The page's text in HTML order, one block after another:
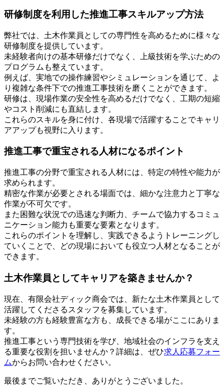
研修制度を利用した推進工事スキルアップ方法
弊社では、土木作業員としての専門性を高めるために様々な
研修制度を提供しています。
未経験者向けの基本研修だけでなく、上級技術を学ぶための
プログラムも整えています。
例えば、実地での操作練習やシミュレーションを通じて、よ
り複雑な条件下での推進工事技術を磨くことができます。
研修は、現場作業の安全性を高めるだけでなく、工期の短縮
やコスト削減にも直結します。
これらのスキルを身に付け、各現場で活躍することでキャリ
アアップも視野に入ります。
推進工事で重宝される人材になるポイント
推進工事の分野で重宝される人材には、特定の特性や能力が
求められます。
精密な作業が必要とされる場面では、細かな注意力と丁寧な
作業が不可欠です。
また困難な状況での迅速な判断力、チームで協力するコミュ
ニケーション能力も重要な要素となります。
これらのポイントを理解し、実践できるようトレーニングし
ていくことで、どの現場においても役立つ人材となることが
できます。
土木作業員としてキャリアを築きませんか？
現在、有限会社ディック商会では、新たな土木作業員として
活躍してくださるスタッフを募集しています。
未経験の方も経験豊富な方も、成長できる場がここにありま
す。
推進工事という専門技術を学び、地域社会のインフラを支え
る重要な役割を担いませんか？詳細は、ぜひ求人応募フォー
ムからお問い合わせください。
最後までご覧いただき、ありがとうございました。